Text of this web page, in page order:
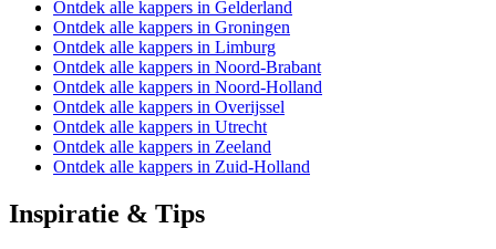
Ontdek alle kappers in Gelderland
Ontdek alle kappers in Groningen
Ontdek alle kappers in Limburg
Ontdek alle kappers in Noord-Brabant
Ontdek alle kappers in Noord-Holland
Ontdek alle kappers in Overijssel
Ontdek alle kappers in Utrecht
Ontdek alle kappers in Zeeland
Ontdek alle kappers in Zuid-Holland
Inspiratie & Tips